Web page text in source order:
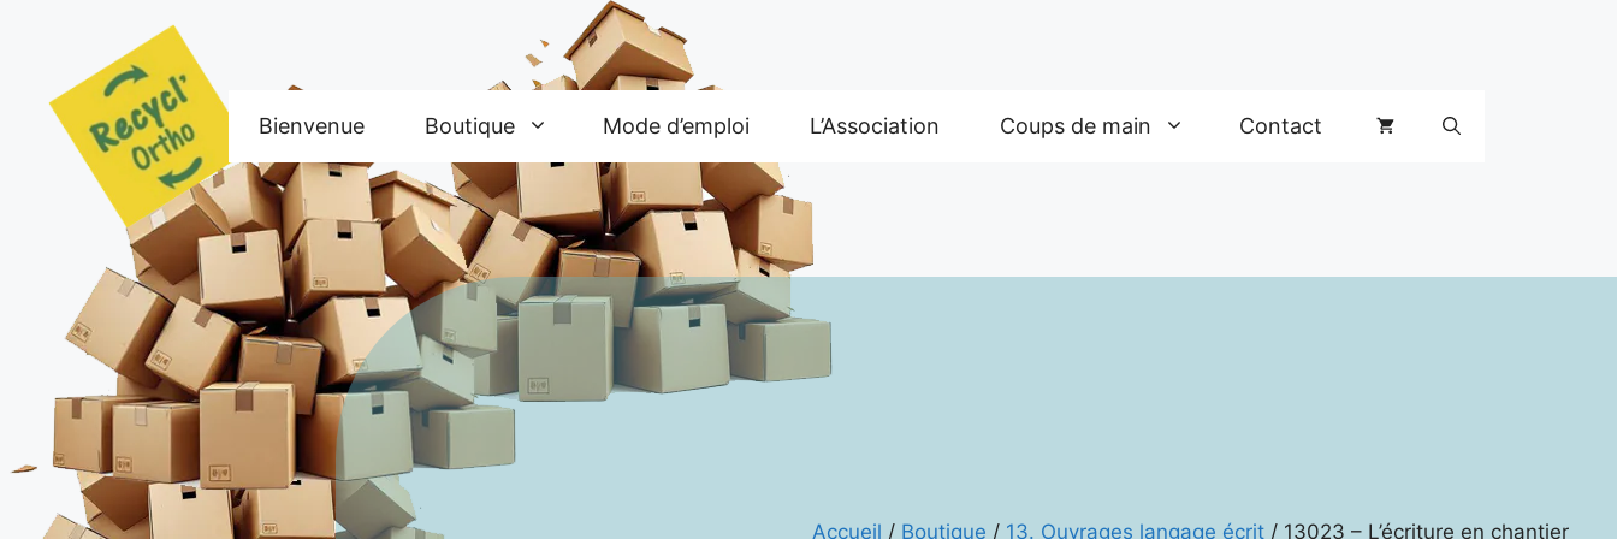
Bienvenue Boutique Mode d’emploi L’Association Coups de main Contact
Accueil / Boutique / 13. Ouvrages langage écrit / 13023 – L’écriture en chantier